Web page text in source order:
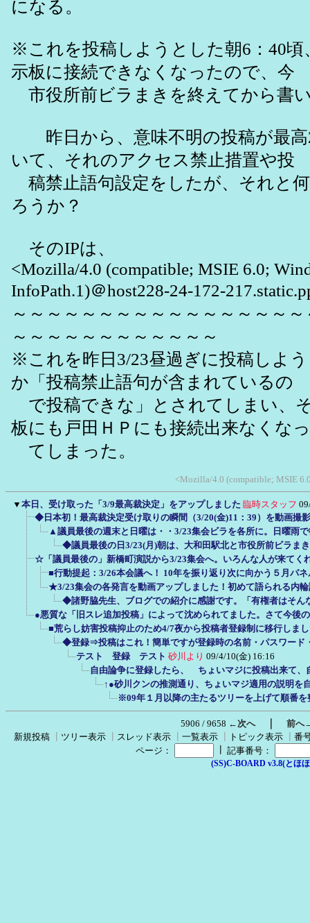
になる。
※これを投稿しようとした朝6：40頃
示板に接続できなくなったので、今
市役所前ビラまきを終えてから書
昨日から、意味不明の投稿が最高
いて、それのアクセス禁止措置や投
稿禁止語句設定をしたが、それと
ろうか？
そのIPは、
<Mozilla/4.0 (compatible; MSIE 6.0;
InfoPath.1)＠host228-24-172-
～～～～～～～～～～～～～～～～
～～～～～～～～～～～～
※これを昨日3/23昼過ぎに投稿しよ
か「投稿禁止語句が含まれているの
で投稿できな」とされてしまい、
板にも戸田ＨＰにも接続出来なくなっ
てしまった。
<Mozilla/4.0 (compatible; MSIE
▼ 本日、受け取った「3/9最高裁決定」をアップしました 臨時スタッフ
◆日本初！最高裁決定受け取りの瞬間（3/20(金)11：39）を動画撮
▲議員最後の週末と日曜は・・3/23集会ビラを各所に。日曜雨
◆議員最後の日3/23(月)朝は、大和田駅北と市役所前ビラま
☆「議員最後の」新橋町演説から3/23集会へ。いろんな人が来てく
■行動提起：3/26本会議へ！ 10年を振り返り次に向かう５月パ
★3/23集会の各発言を動画アップしました！初めて語られる内
◆諸野脇先生、ブログでの紹介に感謝です。「有権者はそん
●悪質な「旧スレ追加投稿」によって沈められてました。さて今後
■荒らし妨害投稿抑止のため4/7夜から投稿者登録制に移行しま
◆登録⇒投稿はこれ！簡単ですが登録時の名前・パスワード
テスト 登録 テスト 砂川より 09/4/10(金) 16:16
自由論争に登録したら、 ちょいマジに投稿出来て、
↑●砂川クンの推測通り、ちょいマジ適用の説明を
※09年１月以降の主たるツリーを上げて順番
5906 / 9658 ←次へ｜ 前へ
新規投稿
ツリー表示 スレッド表示 一覧表示 トピック表示
番
ページ：
記事番号：
(SS)C-BOARD v3.8(とほ